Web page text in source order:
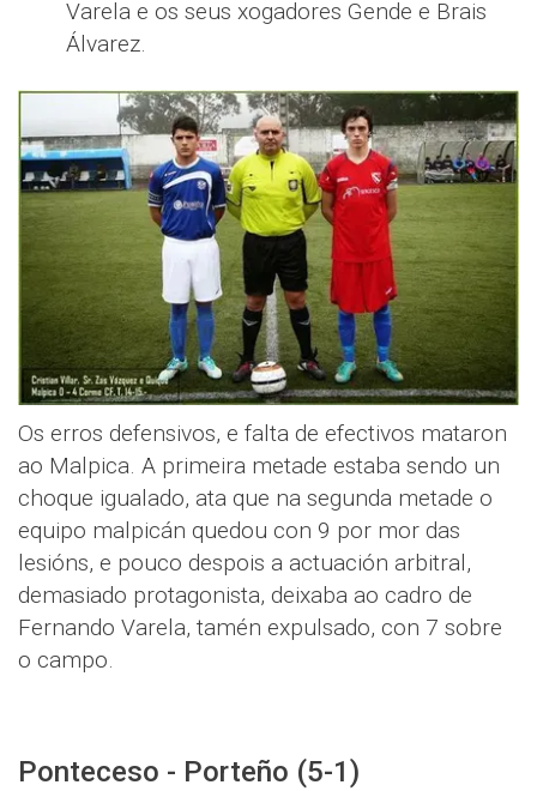
Varela e os seus xogadores Gende e Brais
Álvarez.
Os erros defensivos, e falta de efectivos mataron
ao Malpica. A primeira metade estaba sendo un
choque igualado, ata que na segunda metade o
equipo malpicán quedou con 9 por mor das
lesións, e pouco despois a actuación arbitral,
demasiado protagonista, deixaba ao cadro de
Fernando Varela, tamén expulsado, con 7 sobre
o campo.
Ponteceso - Porteño (5-1)